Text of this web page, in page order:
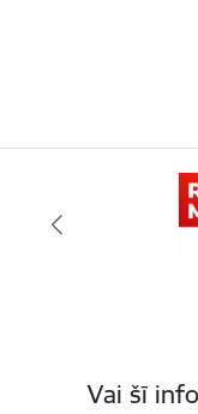
Vai šī